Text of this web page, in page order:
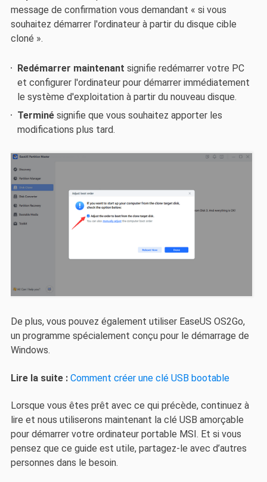
message de confirmation vous demandant « si vous
souhaitez démarrer l'ordinateur à partir du disque cible
cloné ».
Redémarrer maintenant signifie redémarrer votre PC
et configurer l'ordinateur pour démarrer immédiatement
le système d'exploitation à partir du nouveau disque.
Terminé signifie que vous souhaitez apporter les
modifications plus tard.
De plus, vous pouvez également utiliser EaseUS OS2Go,
un programme spécialement conçu pour le démarrage de
Windows.
Lire la suite : Comment créer une clé USB bootable
Lorsque vous êtes prêt avec ce qui précède, continuez à
lire et nous utiliserons maintenant la clé USB amorçable
pour démarrer votre ordinateur portable MSI. Et si vous
pensez que ce guide est utile, partagez-le avec d’autres
personnes dans le besoin.